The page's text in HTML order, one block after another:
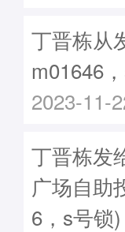
丁晋栋从
m01646
2023-11-
丁晋栋发
广场自助
6，s号锁)